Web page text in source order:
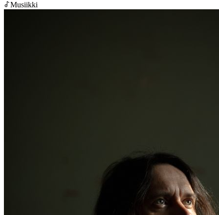
Musiikki